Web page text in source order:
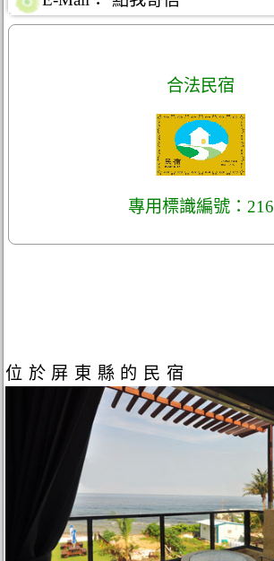
合法民宿
專用標識編號：216
位於屏東縣的民宿